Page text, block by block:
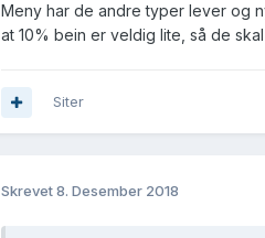
Meny har de andre typer lever og
at 10% bein er veldig lite, så de
Siter
Skrevet8. Desember 2018